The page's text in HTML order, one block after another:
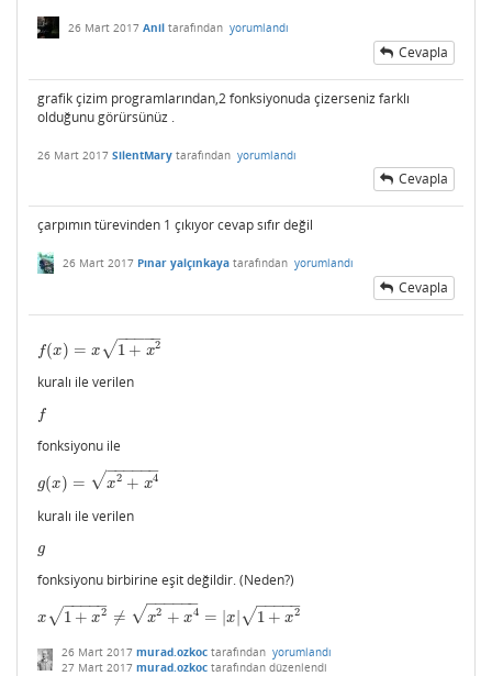
26 Mart 2017 Anil tarafından yorumlandı
Cevapla
grafik çizim programlarından,2 fonksiyonuda çizerseniz farklı
olduğunu görürsünüz .
26 Mart 2017 SilentMary tarafından yorumlandı
Cevapla
çarpımın türevinden 1 çıkıyor cevap sıfır değil
26 Mart 2017 Pınar yalçınkaya tarafından yorumlandı
Cevapla
f(x) = x 1 + x2
− −
−−−
√
(x) =x1+x2
kuralı ile verilen
f
f
fonksiyonu ile
g(x) = x2 + x4
− −
−−−−
√
g (x) =x2+x 4
kuralı ile verilen
g
g
fonksiyonu birbirine eşit değildir. (Neden?)
x 1 + x2
− −
−−−
√ ≠ x2 + x4
− −
−−−−
√ = x 1 + x2
− −
−−−
√
x1 +x 2≠x2+ x4 =|x |1 x2
26 Mart 2017 murad.ozkoc tarafından yorumlandı
27 Mart 2017 murad.ozkoc tarafından düzenlendi